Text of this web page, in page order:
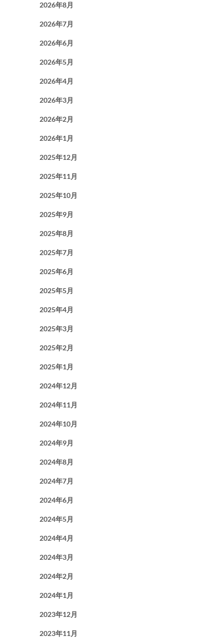
2026年8月
2026年7月
2026年6月
2026年5月
2026年4月
2026年3月
2026年2月
2026年1月
2025年12月
2025年11月
2025年10月
2025年9月
2025年8月
2025年7月
2025年6月
2025年5月
2025年4月
2025年3月
2025年2月
2025年1月
2024年12月
2024年11月
2024年10月
2024年9月
2024年8月
2024年7月
2024年6月
2024年5月
2024年4月
2024年3月
2024年2月
2024年1月
2023年12月
2023年11月